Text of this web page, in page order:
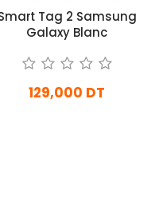
Tag 2 Samsung
Galaxy Blanc
129,000 DT